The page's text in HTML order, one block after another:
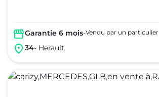
Garantie 6 mois-Vendu par un particulier
34- Herault